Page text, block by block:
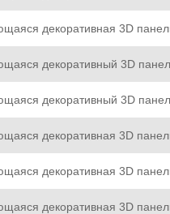
декоративная 3D
декоративный 3D
декоративный 3D
декоративная 3D
декоративная 3D
декоративная 3D